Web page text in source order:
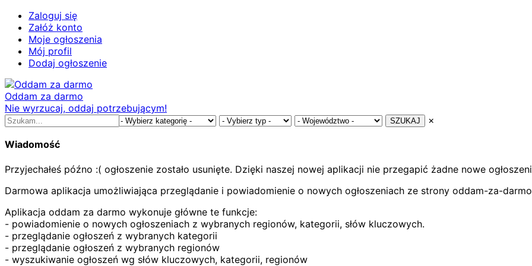
Zaloguj się
Załóż konto
Moje ogłoszenia
Mój profil
Dodaj ogłoszenie
Oddam za darmo
Nie wyrzucaj, oddaj potrzebującym!
SZUKAJ ×
Wiadomość
Przyjechałeś późno :( ogłoszenie zostało usunięte. Dzięki naszej nowej aplikacji nie przegapić żadne nowe
Darmowa aplikacja umożliwiająca przeglądanie i powiadomienie o nowych ogłoszeniach ze strony oddam-za-
Aplikacja oddam za darmo wykonuje główne te funkcje:
- powiadomienie o nowych ogłoszeniach z wybranych regionów, kategorii, słów kluczowych.
- przeglądanie ogłoszeń z wybranych kategorii
- przeglądanie ogłoszeń z wybranych regionów
- wyszukiwanie ogłoszeń wg słów kluczowych, kategorii, regionów